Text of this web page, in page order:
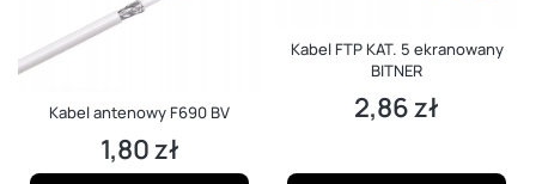
Kabel antenowy F690 BV
Cena
1,80 zł
Kabel FTP KAT. 5 ekranowany
BITNER
Cena
2,86 zł